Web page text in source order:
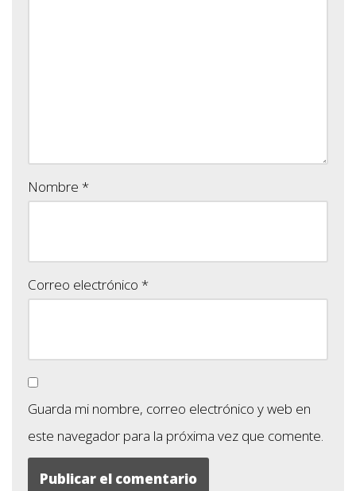
Nombre *
Correo electrónico *
Guarda mi nombre, correo electrónico y web en
este navegador para la próxima vez que comente.